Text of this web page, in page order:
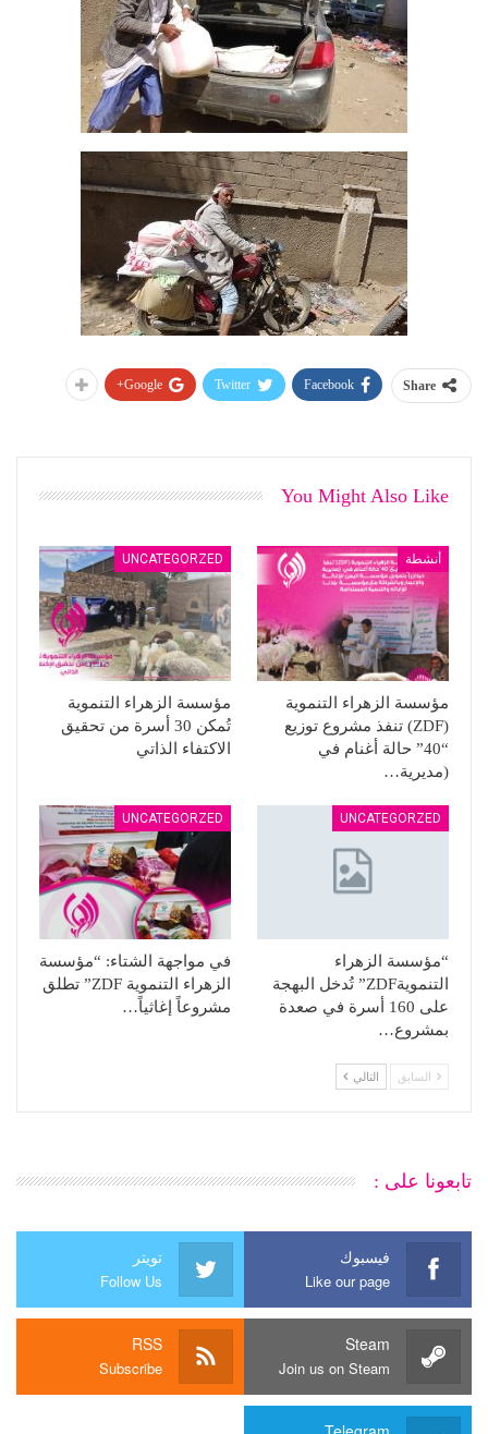
Share
Facebook
Twitter
Google+
You Might Also Like
أنشطة
مؤسسة الزهراء التنموية
(ZDF) تنفذ مشروع توزيع
“40” حالة أغنام في
(مديرية…
UNCATEGORZED
مؤسسة الزهراء التنموية
تُمكن 30 أسرة من تحقيق
الاكتفاء الذاتي
UNCATEGORZED
“مؤسسة الزهراء
التنمويةZDF” تُدخل البهجة
على 160 أسرة في صعدة
بمشروع…
UNCATEGORZED
في مواجهة الشتاء: “مؤسسة
الزهراء التنموية ZDF” تطلق
مشروعاً إغاثياً…
السابق التالي
تابعونا على :
فيسبوك
Like our page
تويتر
Follow Us
Steam
Join us on Steam
RSS
Subscribe